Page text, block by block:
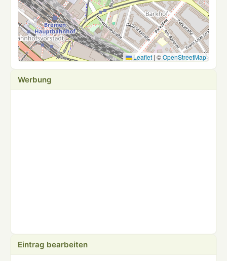
Leaflet | ©OpenStreetMap
Werbung
Eintrag bearbeiten